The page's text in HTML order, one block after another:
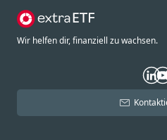
Wir helfen dir, finanziell zu wachsen.